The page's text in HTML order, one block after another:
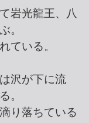
岩光龍王、八
。
ている。
沢が下に流
。
り落ちている